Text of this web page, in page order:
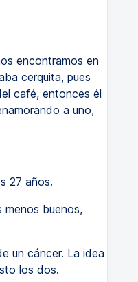
encontramos en
cerquita, pues
café, entonces él
a uno,
27 años.
menos buenos,
un cáncer. La idea
los dos.